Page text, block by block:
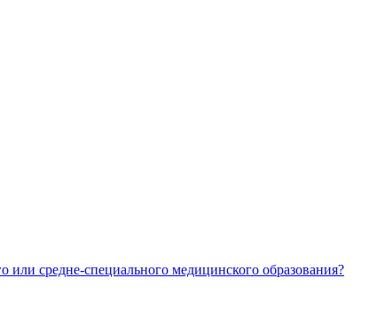
средне-специального медицинского образования?